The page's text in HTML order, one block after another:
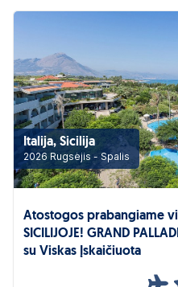
Italija, Sicilija
2026 Rugsėjis - Spalis
Atostogos prabangiame
SICILIJOJE! GRAND
su Viskas Įskaičiuota